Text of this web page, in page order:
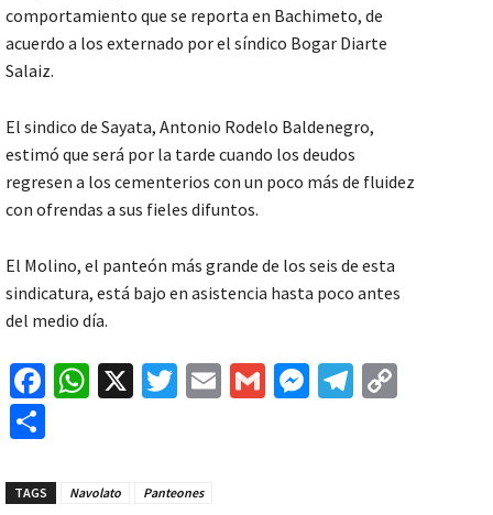
comportamiento que se reporta en Bachimeto, de
acuerdo a los externado por el síndico Bogar Diarte
Salaiz.
El sindico de Sayata, Antonio Rodelo Baldenegro,
estimó que será por la tarde cuando los deudos
regresen a los cementerios con un poco más de fluidez
con ofrendas a sus fieles difuntos.
El Molino, el panteón más grande de los seis de esta
sindicatura, está bajo en asistencia hasta poco antes
del medio día.
Fa
o
W
sA
X
T
er
E
G
M Te
m
TAGS Navolato Panteones